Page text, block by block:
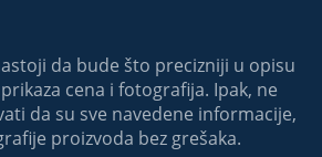
da bude što precizniji u opisu
cena i fotografija. Ipak, ne
da su sve navedene informacije,
proizvoda bez grešaka.